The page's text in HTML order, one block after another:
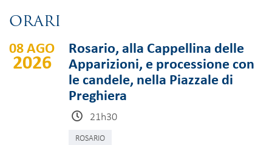
ORARI
08 AGO
2026
Rosario, alla Cappellina delle
Apparizioni, e processione con
le candele, nella Piazzale di
Preghiera
21h30
ROSARIO